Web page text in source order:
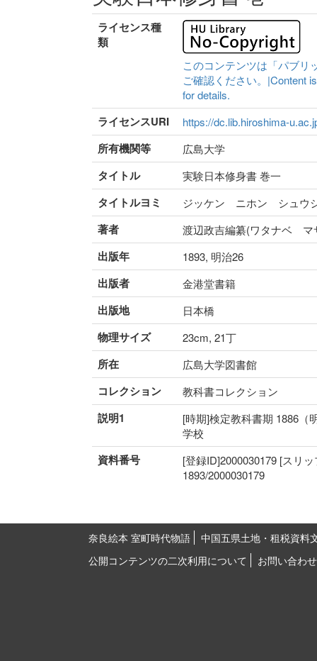
ライセンス種
類
このコンテンツは「パブリ
ご確認ください。|Content
for details.
ライセンスURI https://dc.lib.hiroshima-
所有機関等 広島大学
タイトル 実験日本修身書 巻一
タイトルヨミ ジッケン ニホン シュウ
著者 渡辺政吉編纂(ワタナベ マ
出版年 1893, 明治26
出版者 金港堂書籍
出版地 日本橋
物理サイズ 23cm, 21丁
所在 広島大学図書館
コレクション 教科書コレクション
説明1
[時期]検定教科書期 1886（
学校
資料番号
[登録ID]2000030179 [スリ
1893/2000030179
奈良絵本 室町時代物語
中国五県土地・租税資料
公開コンテンツの二次利用について
お問い合わせ